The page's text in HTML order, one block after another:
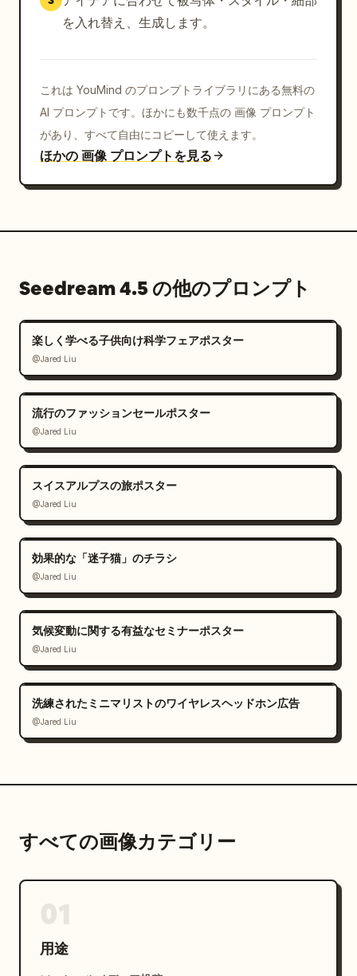
を入れ替え、生成します。
これは YouMind のプロンプトライブラリにある無料の
AI プロンプトです。ほかにも数千点の 画像 プロンプト
があり、すべて自由にコピーして使えます。
ほかの 画像 プロンプトを見る
Seedream 4.5 の他のプロンプト
楽しく学べる子供向け科学フェアポスター
@Jared Liu
流行のファッションセールポスター
@Jared Liu
スイスアルプスの旅ポスター
@Jared Liu
効果的な「迷子猫」のチラシ
@Jared Liu
気候変動に関する有益なセミナーポスター
@Jared Liu
洗練されたミニマリストのワイヤレスヘッドホン広告
@Jared Liu
すべての画像カテゴリー
用途